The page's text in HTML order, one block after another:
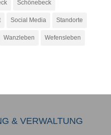
Schönebeck
Social Media Standorte
Wanzleben Wefensleben
& VERWALTUNG